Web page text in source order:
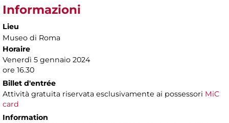
Informazioni
Lieu
Museo di Roma
Horaire
Venerdì 5 gennaio 2024
ore 16.30
Billet d'entrée
Attività gratuita riservata esclusivamente ai possessori MiC
card
Information